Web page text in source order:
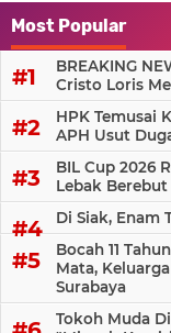
Most Popular
BREAKING
Cristo Loris
HPK Temusai
APH Usut
BIL Cup 2026
Lebak
Di Siak, Enam
Bocah 11
Mata,
Surabaya
Tokoh Muda